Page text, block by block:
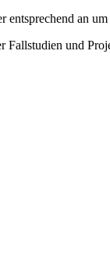
entsprechend an
Fallstudien und